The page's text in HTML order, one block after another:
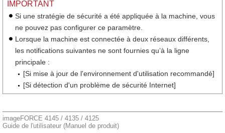
IMPORTANT
Si une stratégie de sécurité a été appliquée à la machine, vous
ne pouvez pas configurer ce paramètre.
Lorsque la machine est connectée à deux réseaux différents,
les notifications suivantes ne sont fournies qu’à la ligne
principale :
[Si mise à jour de l'environnement d'utilisation recommandé]
[Si détection d'un problème de sécurité Internet]
imageFORCE 4145 / 4135 / 4125
Guide de l'utilisateur (Manuel de produit)